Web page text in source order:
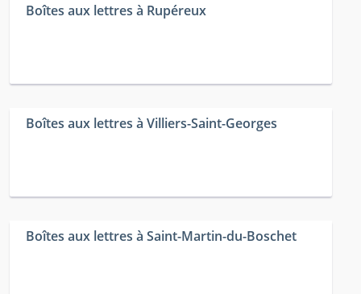
Boîtes aux lettres à Rupéreux
Boîtes aux lettres à Villiers-Saint-Georges
Boîtes aux lettres à Saint-Martin-du-Boschet